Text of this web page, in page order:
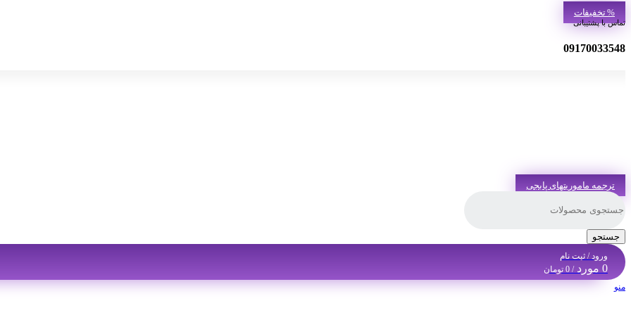
% تخفیفات
تماس با پشتیبانی
09170033548
ترجمه ماموریتهای پابجی
جستجو
ورود / ثبت نام
0 مورد/
0 تومان
منو